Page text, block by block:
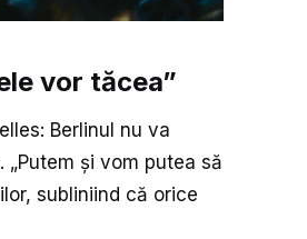
vor tăcea”
Berlinul nu va
și vom putea să
subliniind că orice